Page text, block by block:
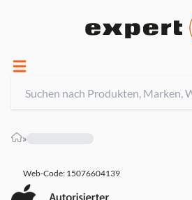
»
Web-Code: 15076604139